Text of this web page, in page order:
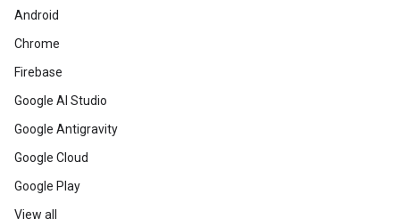
Android
Chrome
Firebase
Google AI Studio
Google Antigravity
Google Cloud
Google Play
View all